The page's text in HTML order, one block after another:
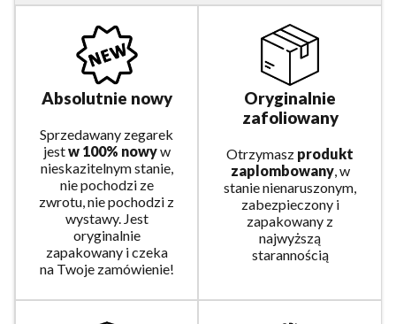
Absolutnie nowy
Sprzedawany zegarek
jestw 100% nowyw
nieskazitelnym stanie,
nie pochodzi ze
zwrotu, nie pochodzi z
wystawy. Jest
oryginalnie
zapakowany i czeka
na Twoje zamówienie!
Oryginalnie
zafoliowany
Otrzymasz produkt
zaplombowany, w
stanie nienaruszonym,
zabezpieczony i
zapakowany z
najwyższą
starannością